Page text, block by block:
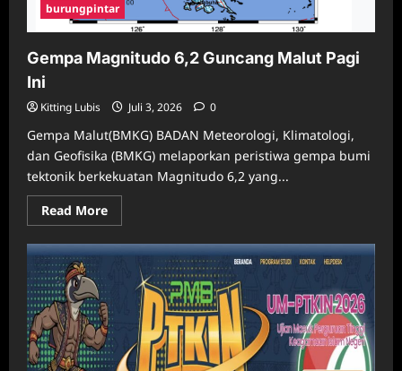
burungpintar
Gempa Magnitudo 6,2 Guncang Malut Pagi
Ini
Kitting Lubis Juli 3, 2026 0
Gempa Malut(BMKG) BADAN Meteorologi, Klimatologi,
dan Geofisika (BMKG) melaporkan peristiwa gempa bumi
tektonik berkekuatan Magnitudo 6,2 yang...
Read MoreRead
more
Gempa
Magnitudo
Guncang
Malut
Pagi
Ini